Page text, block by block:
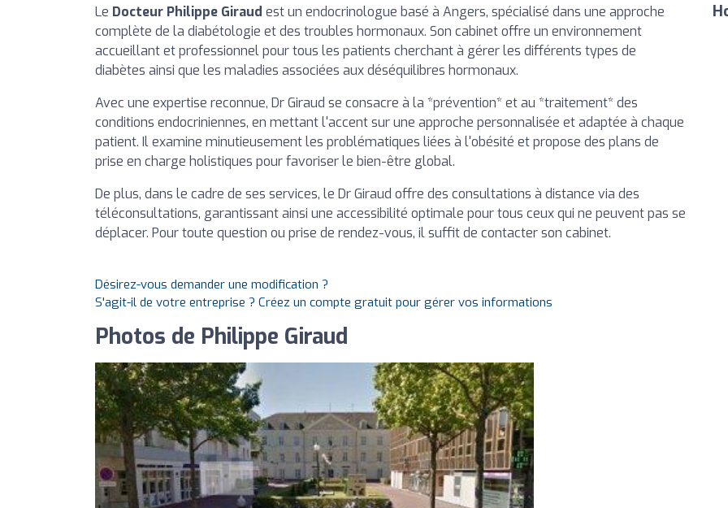
Le Docteur Philippe Giraud est un endocrinologue basé à Angers, spécialisé dans une approche
complète de la diabétologie et des troubles hormonaux. Son cabinet offre un environnement
accueillant et professionnel pour tous les patients cherchant à gérer les différents types de
diabètes ainsi que les maladies associées aux déséquilibres hormonaux.
Avec une expertise reconnue, Dr Giraud se consacre à la *prévention* et au *traitement* des
conditions endocriniennes, en mettant l'accent sur une approche personnalisée et adaptée à chaque
patient. Il examine minutieusement les problématiques liées à l'obésité et propose des plans de
prise en charge holistiques pour favoriser le bien-être global.
De plus, dans le cadre de ses services, le Dr Giraud offre des consultations à distance via des
téléconsultations, garantissant ainsi une accessibilité optimale pour tous ceux qui ne peuvent pas se
déplacer. Pour toute question ou prise de rendez-vous, il suffit de contacter son cabinet.
Désirez-vous demander une modification ?
S'agit-il de votre entreprise ? Créez un compte gratuit pour gérer vos informations
Photos de Philippe Giraud